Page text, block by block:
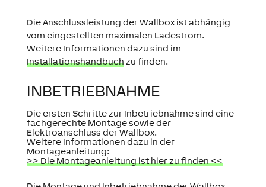
Die Anschlussleistung der Wallbox ist abhängig
vom eingestellten maximalen Ladestrom.
Weitere Informationen dazu sind im
Installationshandbuchzu finden.
INBETRIEBNAHME
Die ersten Schritte zur Inbetriebnahme sind eine
fachgerechte Montage sowie der
Elektroanschluss der Wallbox.
Weitere Informationen dazu in der
Montageanleitung:
>> Die Montageanleitung ist hier zu finden <<